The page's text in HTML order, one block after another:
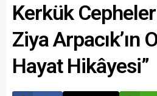
Kerkük
Ziya Arpacık’ın
Hayat Hikâyesi”